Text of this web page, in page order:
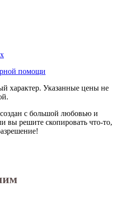
помощи
характер. Указанные цены не
с большой любовью и
вы решите скопировать что-то,